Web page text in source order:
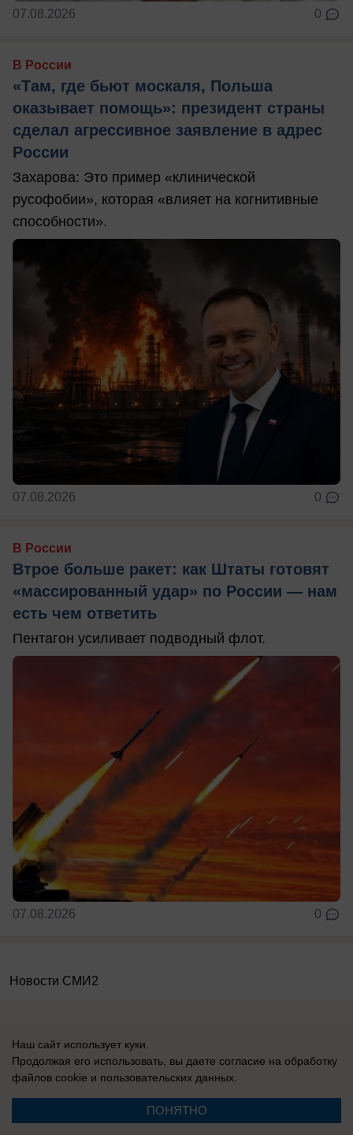
07.08.2026 0
В России
«Там, где бьют москаля, Польша
оказывает помощь»: президент страны
сделал агрессивное заявление в адрес
России
Захарова: Это пример «клинической
русофобии», которая «влияет на когнитивные
способности».
07.08.2026 0
В России
Втрое больше ракет: как Штаты готовят
«массированный удар» по России — нам
есть чем ответить
Пентагон усиливает подводный флот.
07.08.2026 0
Новости СМИ2
Реклама на сайте
Информация
Наш сайт использует куки.
Продолжая его использовать, вы даете согласие на обработку
файлов cookie и пользовательских данных.
ПОНЯТНО